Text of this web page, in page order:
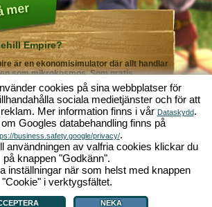
mer
Empire?
är en ekonomisimulator där allt handlar
som mikrokosmos. Som gratis
fungerar det i din webbläsare - helt utan
eller programinstallationer! I
skapar du ditt eget gröna
Vattna! Skörda! Du väljer mellan alla
grönsaker och frukter: tomater och
eller kanske hellre morötter och sallad?
Äsch - varför inte fylla ditt
med lite av varje!? Besök städerna
Metropola för att handla med andra
nya, spännande grödor och ge livet i
extra krydda med exklusiva
Uppfyll dina kunders önskemål
mån om god grannsämja, så att inte din
Empire?|Bakgrund|Funktioner| Spelregler
Hantera Cookies
cookies på sina webbplatser för
sociala medietjänster och för att
Mer information finns i vår Dataskydd.
Googles databehandling finns på
business.safety.google/privacy/.
användningen av valfria cookies klickar du
på knappen "Godkänn".
inställningar när som helst med knappen
"Cookie" i verktygsfältet.
NEKA